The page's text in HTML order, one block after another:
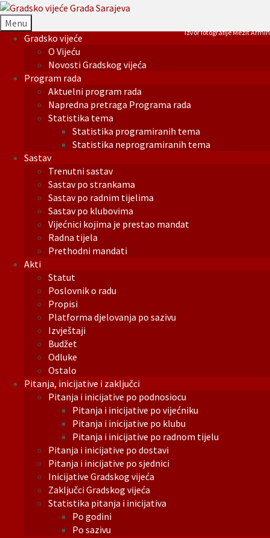
Menu
Gradsko vijeće
O Vijeću
Novosti Gradskog vijeća
Program rada
Aktuelni program rada
Napredna pretraga Programa rada
Statistika tema
Statistika programiranih tema
Statistika neprogramiranih tema
Sastav
Trenutni sastav
Sastav po strankama
Sastav po radnim tijelima
Sastav po klubovima
Vijećnici kojima je prestao mandat
Radna tijela
Prethodni mandati
Akti
Statut
Poslovnik o radu
Propisi
Platforma djelovanja po sazivu
Izvještaji
Budžet
Odluke
Ostalo
Pitanja, inicijative i zaključci
Pitanja i inicijative po podnosiocu
Pitanja i inicijative po vijećniku
Pitanja i inicijative po klubu
Pitanja i inicijative po radnom tijelu
Pitanja i inicijative po dostavi
Pitanja i inicijative po sjednici
Inicijative Gradskog vijeća
Zaključci Gradskog vijeća
Statistika pitanja i inicijativa
Po godini
Po sazivu
Izvor fotografije Mezit Armin